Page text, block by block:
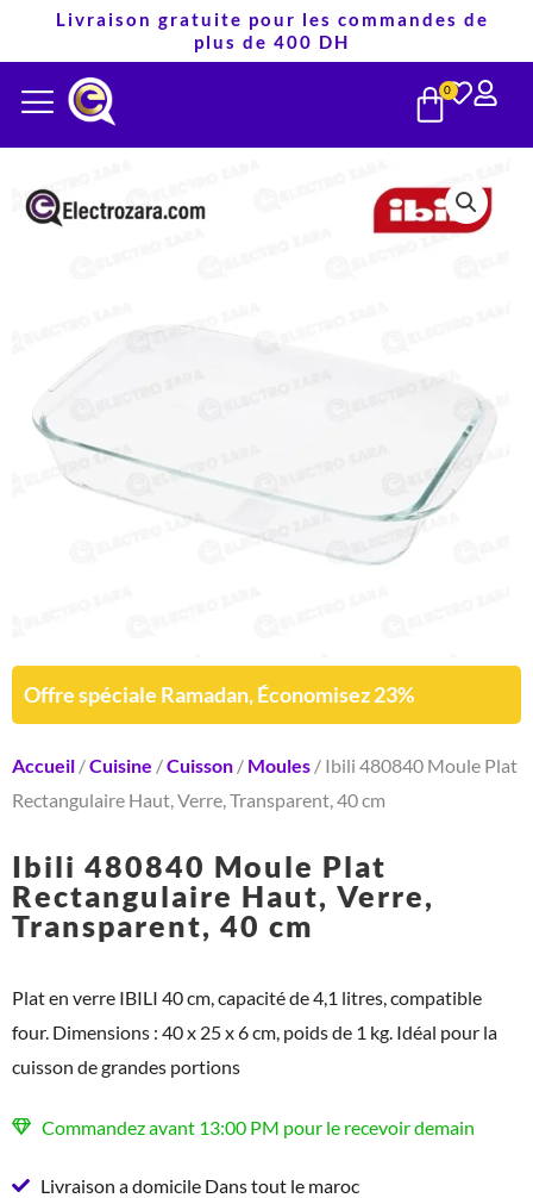
contenu
Livraison gratuite pour les commandes de
plus de 400 DH
0
Offre spéciale Ramadan, Économisez 23%
Accueil /Cuisine /Cuisson / Moules / Ibili 480840 Moule Plat
Rectangulaire Haut, Verre, Transparent, 40 cm
Ibili 480840 Moule Plat
Rectangulaire Haut, Verre,
Transparent, 40 cm
Plat en verre IBILI 40 cm, capacité de 4,1 litres, compatible
four. Dimensions : 40 x 25 x 6 cm, poids de 1 kg. Idéal pour la
cuisson de grandes portions
Commandez avant 13:00 PM pour le recevoir demain
Livraison a domicile Dans tout le maroc